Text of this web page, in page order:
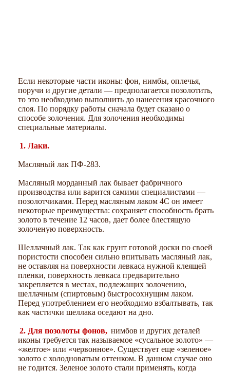
Если некоторые части иконы: фон, нимбы, оплечья,
поручи и другие детали — предполагается позолотить,
то это необходимо выполнить до нанесения красочного
слоя. По порядку работы сначала будет сказано о
способе золочения. Для золочения необходимы
специальные материалы.
1. Лаки.
Масляный лак ПФ-283.
Масляный морданный лак бывает фабричного
производства или варится самими специалистами —
позолотчиками. Перед масляным лаком 4С он имеет
некоторые преимущества: сохраняет способность брать
золото в течение 12 часов, дает более блестящую
золоченую поверхность.
Шеллачный лак. Так как грунт готовой доски по своей
пористости способен сильно впитывать масляный лак,
не оставляя на поверхности левкаса нужной клеящей
пленки, поверхность левкаса предварительно
закрепляется в местах, подлежащих золочению,
шеллачным (спиртовым) быстросохнущим лаком.
Перед употреблением его необходимо взбалтывать, так
как частички шеллака оседают на дно.
2. Для позолоты фонов, нимбов и других деталей
иконы требуется так называемое «сусальное золото» —
«желтое» или «червонное». Существует еще «зеленое»
золото с холодноватым оттенком. В данном случае оно
не годится. Зеленое золото стали применять, когда